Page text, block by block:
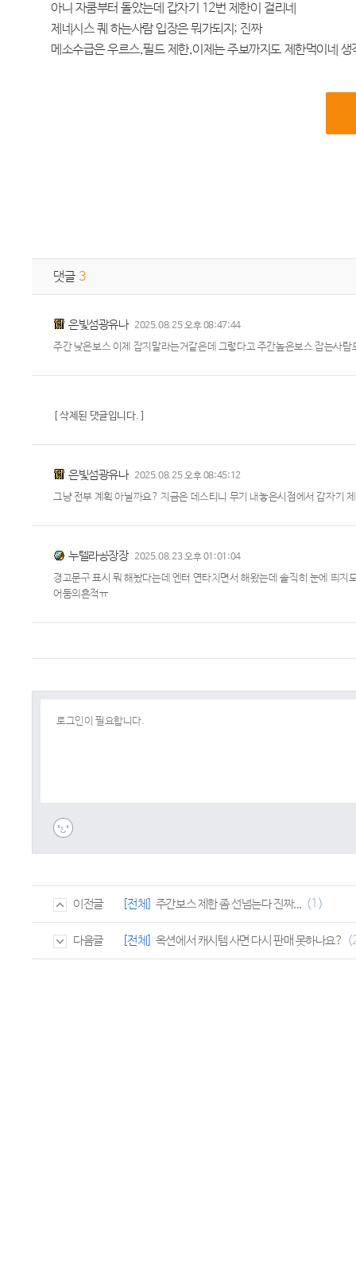
아니 자쿰부터 돌았는데 갑자기 12번 제한이 걸리네
제네시스 퀘 하는사람 입장은 뭐가되지; 진짜
메소수급은 우르스,필드 제한,이제는 주보까지도 제한먹이네
댓글 3
은빛섬광유나 2025.08.25 오후 08:47:44
주간 낮은보스 이제 잡지말라는거같은데 그렇다고 주간높은보스 잡는사
[ 삭제된 댓글입니다. ]
은빛섬광유나 2025.08.25 오후 08:45:12
그냥 전부 계획 아닐까요? 지금은 데스티니 무기 내놓은시점에서 갑자기
누텔라공장장 2025.08.23 오후 01:01:04
경고문구 표시 뭐 해놨다는데 엔터 연타치면서 해왔는데 솔직히 눈에 띄
어둠의흔적ㅠ
이전글 [전체] 주간보스 제한 좀 선넘는다 진짜... (1)
다음글 [전체] 옥션에서 캐시템 사면 다시 판매 못하나요?